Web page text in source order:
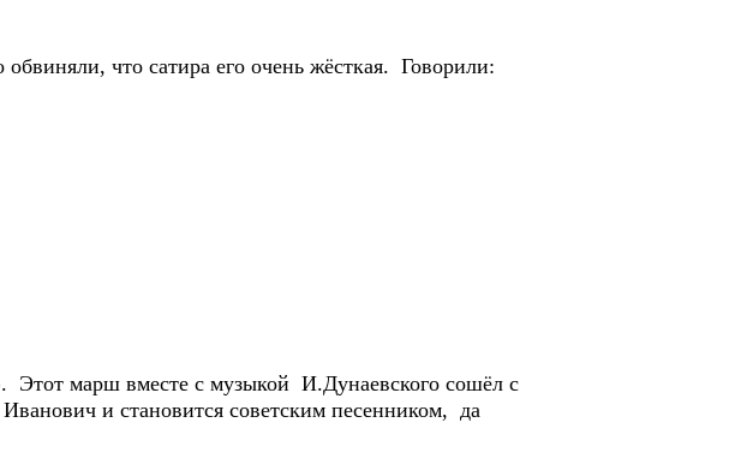
что сатира его очень жёсткая. Говорили:
Этот марш вместе с музыкой И.Дунаевского сошёл с
и становится советским песенником, да